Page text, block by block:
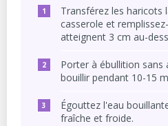
Transférez les haricots
casserole et
atteignent 3 cm au-
Porter à ébullition
bouillir pendant 10-15
Égouttez l'eau
fraîche et froide.